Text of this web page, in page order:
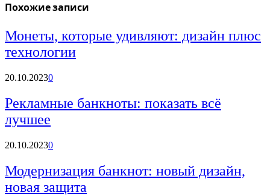
Похожие записи
Монеты, которые удивляют: дизайн плюс
технологии
20.10.20230
Рекламные банкноты: показать всё
лучшее
20.10.20230
Модернизация банкнот: новый дизайн,
новая защита